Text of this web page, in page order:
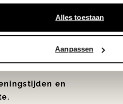
Alles toestaan
Aanpassen
de mooiste
nieuwste ontwerpen
en kleuren!
en